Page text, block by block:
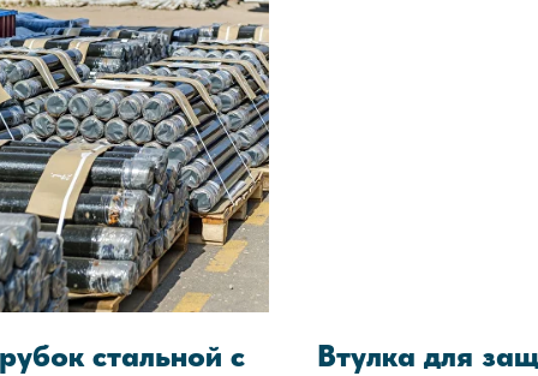
стальной с
Втулка для